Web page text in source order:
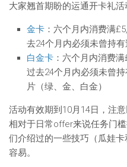
大家翘首期盼的运通开卡礼活
金卡 ：六个月内消费满
去24个月内必须未曾持
白金卡 ：六个月内消费
过去24个月内必须未曾
片（绿、金、白金）
活动有效期到10月14日，注
相对于日常offer来说任务门
们介绍过的一些技巧（瓜娃
容易。